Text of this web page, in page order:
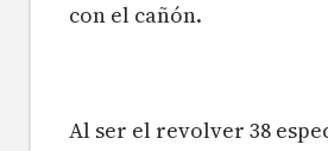
con el cañón.
Al ser el revolver 38